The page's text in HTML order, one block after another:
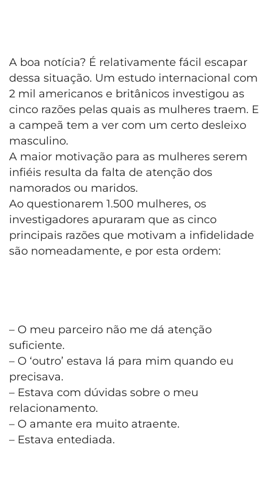
A boa notícia? É relativamente fácil escapar
dessa situação. Um estudo internacional com
2 mil americanos e britânicos investigou as
cinco razões pelas quais as mulheres traem. E
a campeã tem a ver com um certo desleixo
masculino.
A maior motivação para as mulheres serem
infiéis resulta da falta de atenção dos
namorados ou maridos.
Ao questionarem 1.500 mulheres, os
investigadores apuraram que as cinco
principais razões que motivam a infidelidade
são nomeadamente, e por esta ordem:
– O meu parceiro não me dá atenção
suficiente.
– O ‘outro’ estava lá para mim quando eu
precisava.
– Estava com dúvidas sobre o meu
relacionamento.
– O amante era muito atraente.
– Estava entediada.